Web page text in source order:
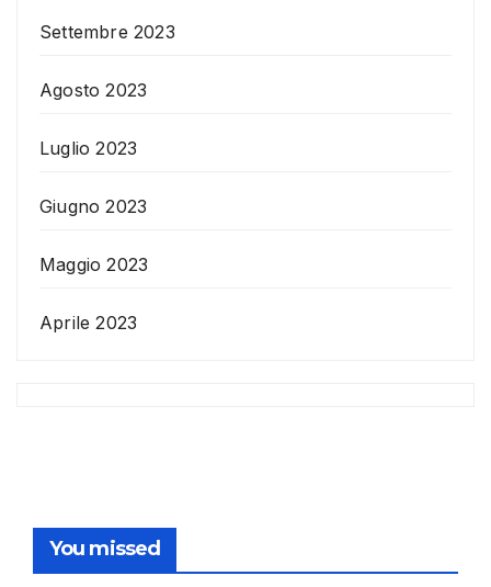
Settembre 2023
Agosto 2023
Luglio 2023
Giugno 2023
Maggio 2023
Aprile 2023
You missed